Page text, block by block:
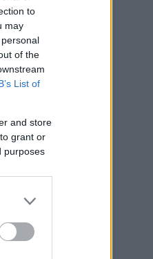
to
may
of the
List of
and store
grant or
purposes